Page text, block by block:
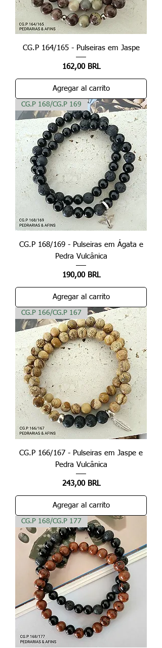
CG.P 164/165 - Pulseiras em Jaspe
Precio
162,00 BRL
Agregar al carrito
CG.P 168/CG.P 169
CG.P 168/169 - Pulseiras em Ágata e
Pedra Vulcânica
Precio
190,00 BRL
Agregar al carrito
CG.P 166/CG.P 167
CG.P 166/167 - Pulseiras em Jaspe e
Pedra Vulcânica
Precio
243,00 BRL
Agregar al carrito
CG.P 168/CG.P 177